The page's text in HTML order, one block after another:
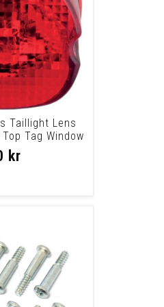
Taillight Lens
Tag Window
T
kr